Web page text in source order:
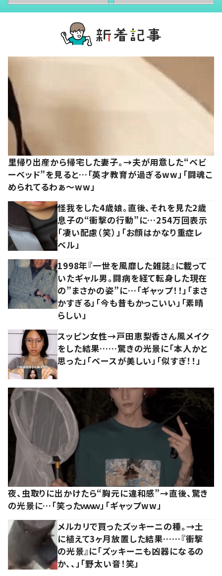
里帰り出産から帰宅した妻子。→夫が用意した“ベビ
ーベッド”を見ると…「英才教育が過ぎるww」「闘魂こ
められてるわぁ～ww」
怪我をした4歳娘。直後、それを見た2歳
息子の“衝撃の行動”に…254万回表示
「凄い配慮（笑）」「お顔はかなり重症レ
ベル」
1998年『一世を風靡した雑誌』に載って
いたギャル男。闘病を経て転身した現在
の”まさかの姿”に…「ギャップ！！」「まさ
かすぎる」「今も昔もかっこいい」「素晴
らしい」
スッピン女性→戸田恵梨香さん風メイク
をした結果……驚きの光景に「本人かと
思った」「ベースが美しい」「似すぎ！！」
夜、虫取りに出かけたら“胸元に違和感”→直後、驚き
の光景に…「笑ったｗｗｗ」「ギャップww」
メルカリで買ったズッキーニの種。→土
に植えて3ヶ月放置した結果……『衝撃
の光景』に「ズッキーニも凶器になるの
か、、」「野太い音！笑」